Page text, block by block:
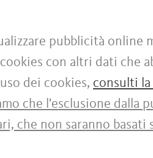
pubblicità online
con altri dati che
dei cookies, consulti la
che l'esclusione dalla
che non saranno basati